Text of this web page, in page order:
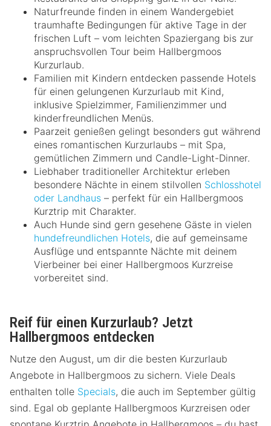
Naturfreunde finden in einem Wandergebiet
traumhafte Bedingungen für aktive Tage in der
frischen Luft – vom leichten Spaziergang bis zur
anspruchsvollen Tour beim Hallbergmoos
Kurzurlaub.
Familien mit Kindern entdecken passende Hotels
für einen gelungenen Kurzurlaub mit Kind,
inklusive Spielzimmer, Familienzimmer und
kinderfreundlichen Menüs.
Paarzeit genießen gelingt besonders gut während
eines romantischen Kurzurlaubs – mit Spa,
gemütlichen Zimmern und Candle-Light-Dinner.
Liebhaber traditioneller Architektur erleben
besondere Nächte in einem stilvollen Schlosshotel
oder Landhaus – perfekt für ein Hallbergmoos
Kurztrip mit Charakter.
Auch Hunde sind gern gesehene Gäste in vielen
hundefreundlichen Hotels, die auf gemeinsame
Ausflüge und entspannte Nächte mit deinem
Vierbeiner bei einer Hallbergmoos Kurzreise
vorbereitet sind.
Reif für einen Kurzurlaub? Jetzt
Hallbergmoos entdecken
Nutze den August, um dir die besten Kurzurlaub
Angebote in Hallbergmoos zu sichern. Viele Deals
enthalten tolle Specials, die auch im September gültig
sind. Egal ob geplante Hallbergmoos Kurzreisen oder